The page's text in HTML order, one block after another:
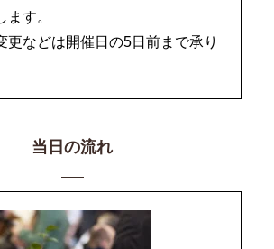
ます。
などは開催日の5日前まで承り
当日の流れ